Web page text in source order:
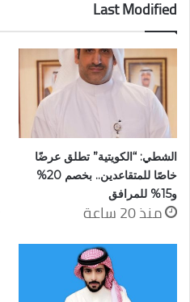
Last Modified
الشطي: “الكويتية” تطلق عرضًا
خاصًا للمتقاعدين.. بخصم 20%
و15% للمرافق
منذ 20 ساعة